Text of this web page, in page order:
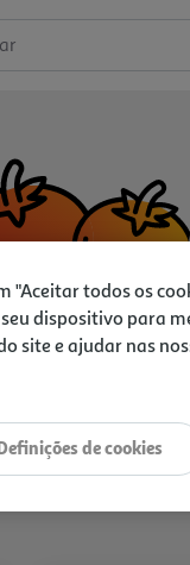
Vamos
"Aceitar todos os
dispositivo para
site e ajudar nas
de cookies